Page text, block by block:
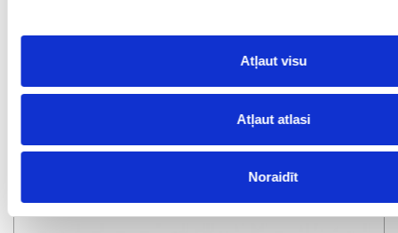
Atļaut visu
Atļaut atlasi
Noraidīt
īpaša cena